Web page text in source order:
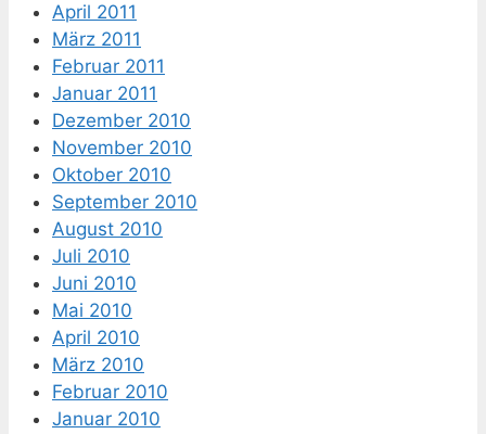
April 2011
März 2011
Februar 2011
Januar 2011
Dezember 2010
November 2010
Oktober 2010
September 2010
August 2010
Juli 2010
Juni 2010
Mai 2010
April 2010
März 2010
Februar 2010
Januar 2010